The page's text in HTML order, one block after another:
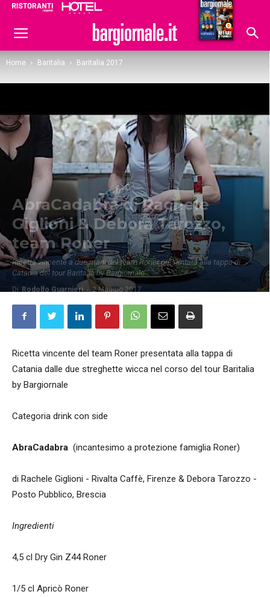
Hoteldomani
Home Baritalia Baritalia 2017
AbraCadabra di Rachele
Giglioni & Debora Tarozzo,
team Roner
Ricetta vincente a due mani del team Roner presentata alla tappa di
Catania del tour Baritalia by Bargiornale
Di Rodolfo Guarnieri - 2 Maggio 2017
Ricetta vincente del team Roner presentata alla tappa di
Catania dalle due streghette wicca nel corso del tour Baritalia
by Bargiornale
Categoria drink con side
AbraCadabra (incantesimo a protezione famiglia Roner)
di Rachele Giglioni - Rivalta Caffè, Firenze & Debora Tarozzo -
Posto Pubblico, Brescia
Ingredienti
4,5 cl Dry Gin Z44 Roner
1/5 cl Apricò Roner